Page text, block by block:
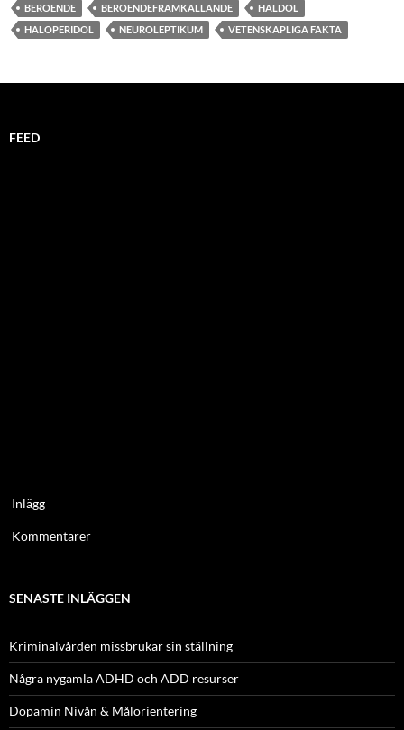
BEROENDE BEROENDEFRAMKALLANDE
HALDOL
HALOPERIDOL
NEUROLEPTIKUM VETENSKAPLIGA FAKTA
FEED
Inlägg
Kommentarer
SENASTE INLÄGGEN
Kriminalvården missbrukar sin ställning
Några nygamla ADHD och ADD resurser
Dopamin Nivån & Målorientering